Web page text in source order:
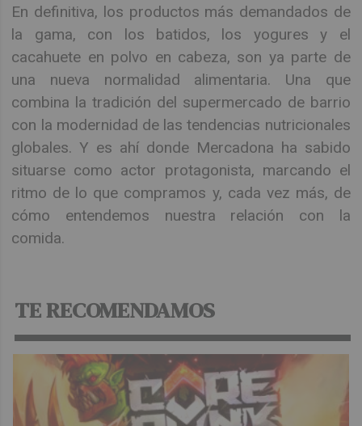
En definitiva, los productos más demandados de
la gama, con los batidos, los yogures y el
cacahuete en polvo en cabeza, son ya parte de
una nueva normalidad alimentaria. Una que
combina la tradición del supermercado de barrio
con la modernidad de las tendencias nutricionales
globales. Y es ahí donde Mercadona ha sabido
situarse como actor protagonista, marcando el
ritmo de lo que compramos y, cada vez más, de
cómo entendemos nuestra relación con la
comida.
TE RECOMENDAMOS